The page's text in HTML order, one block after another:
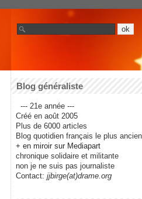
Blog généraliste
--- 21e année ---
Créé en août 2005
Plus de 6000 articles
Blog quotidien français le plus
+ en miroir sur Mediapart
chronique solidaire et militante
non je ne suis pas journaliste
Contact: jjbirge(at)drame.org